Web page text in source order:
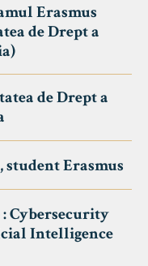
Erasmus
de Drept a
de Drept a
Erasmus
Cybersecurity
Intelligence